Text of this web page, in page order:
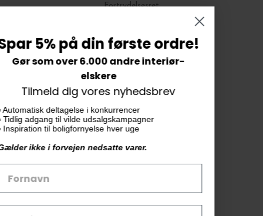
Fortrydelsesret
Vores butik
KAiKU ApS
Langdalsvej 46, bygning 7
8220 Brabrand
Tlf. 33 11 19 07
CVR-nr. 30715349
Spar 5% på din første ordre!
Gør som over 6.000 andre interiør-
elskere
Tilmeld dig vores nyhedsbrev
▪️ Automatisk deltagelse i konkurrencer
▪️ Tidlig adgang til vilde udsalgskampagner
▪️ Inspiration til boligfornyelse hver uge
Gælder ikke i forvejen nedsatte varer.